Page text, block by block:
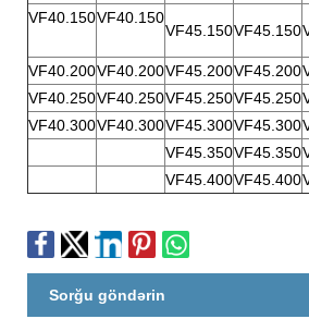
VF40.150VF40.150
VF45.150VF45.150
VF40.200VF40.200VF45.200VF45.200
VF40.250VF40.250VF45.250VF45.250
VF40.300VF40.300VF45.300VF45.300
VF45.350VF45.350
VF45.400VF45.400
Sorğu göndərin